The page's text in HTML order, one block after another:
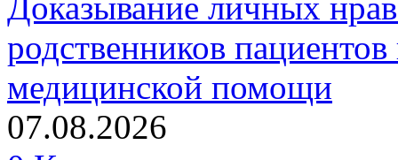
родственников
медицинской помощи
07.08.2026